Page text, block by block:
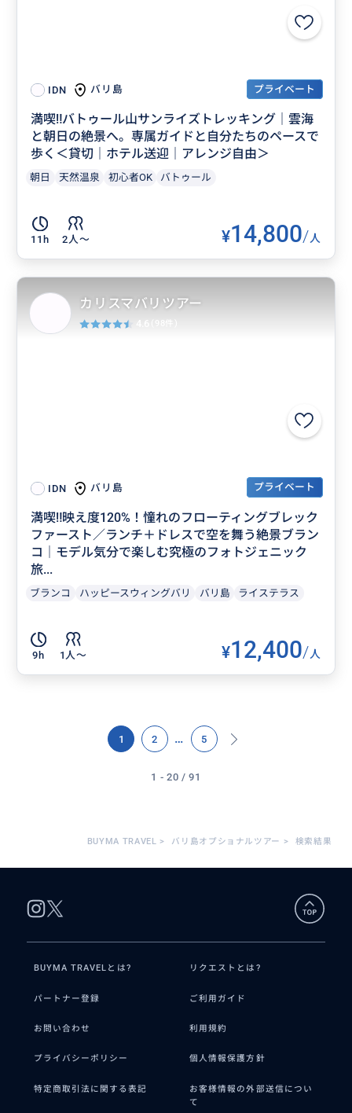
IDN バリ島 プライベート
満喫‼️バトゥール山サンライズトレッキング｜雲海
と朝日の絶景へ。専属ガイドと自分たちのペースで
歩く＜貸切｜ホテル送迎｜アレンジ自由＞
朝日 天然温泉 初心者OK バトゥール
11h 2人〜 ¥14,800/人
IDN バリ島 プライベート
満喫‼️映え度120%！憧れのフローティングブレック
ファースト／ランチ＋ドレスで空を舞う絶景ブラン
コ｜モデル気分で楽しむ究極のフォトジェニック
旅...
ブランコ ハッピースウィングバリ バリ島 ライステラス
9h 1人〜 ¥12,400/人
カリスマバリツアー
4.6 (98件)
1 2 … 5
1 - 20 / 91
BUYMA TRAVEL > バリ島オプショナルツアー > 検索結果
BUYMA TRAVELとは? リクエストとは?
パートナー登録 ご利用ガイド
お問い合わせ 利用規約
プライバシーポリシー 個人情報保護方針
特定商取引法に関する表記
お客様情報の外部送信につい
て